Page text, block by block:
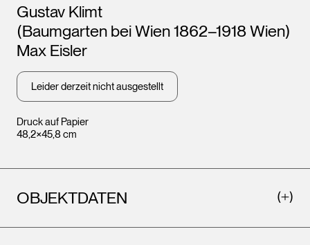
Druck auf Papier
48,2×45,8 cm
Künstler*innen
Gustav Klimt
(Baumgarten bei Wien 1862–1918 Wien)
Max Eisler
Leider derzeit nicht ausgestellt
OBJEKTDATEN